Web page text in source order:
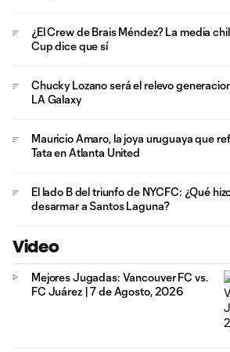
¿El Crew de Brais Méndez? La media
Cup dice que sí
Chucky Lozano será el relevo
LA Galaxy
Mauricio Amaro, la joya uruguaya que
Tata en Atlanta United
El lado B del triunfo de NYCFC: ¿Qué
desarmar a Santos Laguna?
Video
Mejores Jugadas: Vancouver FC vs.
FC Juárez | 7 de Agosto, 2026